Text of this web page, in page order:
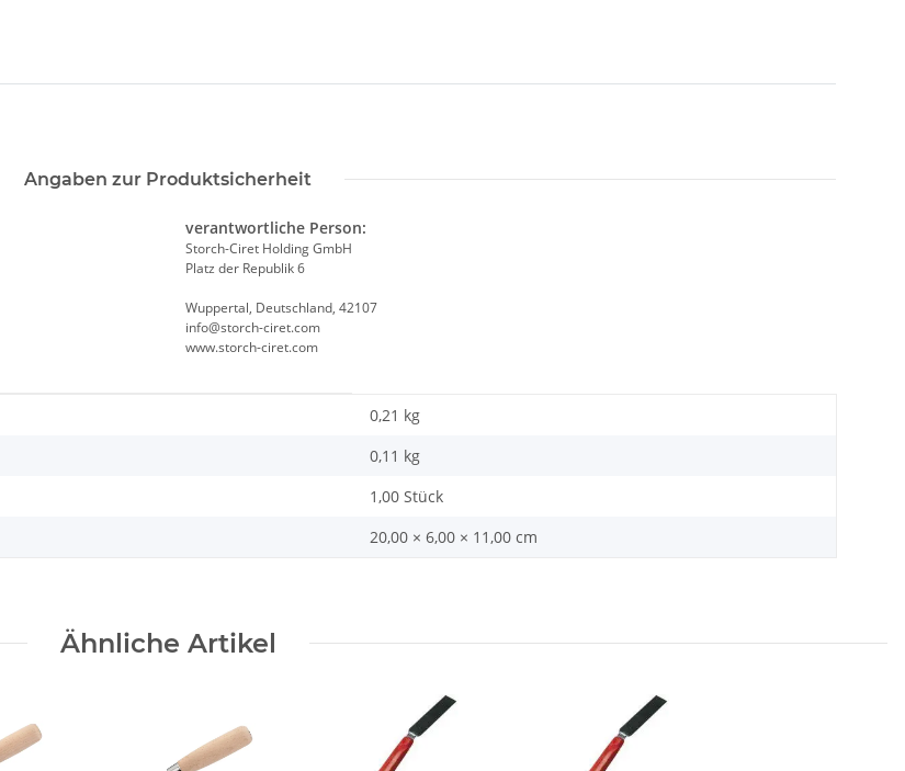
Angaben zur Produktsicherheit
verantwortliche Person:
Storch-Ciret Holding GmbH
Platz der Republik 6
Wuppertal, Deutschland, 42107
info@storch-ciret.com
www.storch-ciret.com
0,21 kg
0,11 kg
1,00 Stück
20,00 × 6,00 × 11,00 cm
Ähnliche Artikel